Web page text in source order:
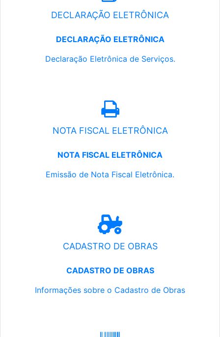
DECLARAÇÃO ELETRÔNICA
DECLARAÇÃO ELETRÔNICA
Declaração Eletrônica de Serviços.
NOTA FISCAL ELETRÔNICA
NOTA FISCAL ELETRÔNICA
Emissão de Nota Fiscal Eletrônica.
CADASTRO DE OBRAS
CADASTRO DE OBRAS
Informações sobre o Cadastro de Obras